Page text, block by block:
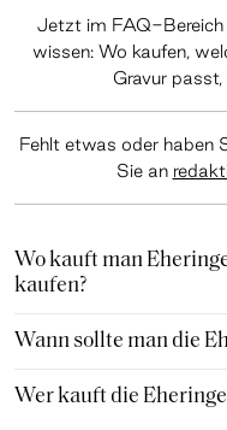
Jetzt im FAQ-Bereich
wissen: Wo kaufen,
Gravur
Fehlt etwas oder haben
Sie an
Wo kauft man
kaufen?
Wann sollte man die
Wer kauft die